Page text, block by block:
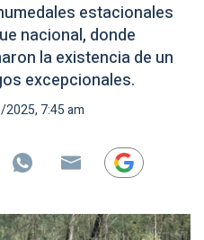
estacionales
nacional, donde
la existencia de un
excepcionales.
7:45 am